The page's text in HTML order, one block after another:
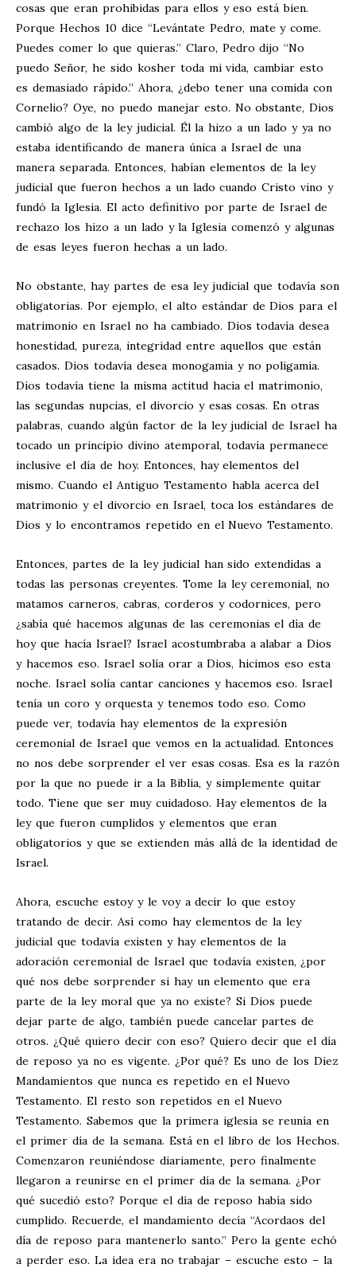
cosas que eran prohibidas para ellos y eso está bien.
Porque Hechos 10 dice “Levántate Pedro, mate y come.
Puedes comer lo que quieras.” Claro, Pedro dijo “No
puedo Señor, he sido kosher toda mi vida, cambiar esto
es demasiado rápido.” Ahora, ¿debo tener una comida con
Cornelio? Oye, no puedo manejar esto. No obstante, Dios
cambió algo de la ley judicial. Él la hizo a un lado y ya no
estaba identificando de manera única a Israel de una
manera separada. Entonces, habían elementos de la ley
judicial que fueron hechos a un lado cuando Cristo vino y
fundó la Iglesia. El acto definitivo por parte de Israel de
rechazo los hizo a un lado y la Iglesia comenzó y algunas
de esas leyes fueron hechas a un lado.
No obstante, hay partes de esa ley judicial que todavía son
obligatorias. Por ejemplo, el alto estándar de Dios para el
matrimonio en Israel no ha cambiado. Dios todavía desea
honestidad, pureza, integridad entre aquellos que están
casados. Dios todavía desea monogamia y no poligamia.
Dios todavía tiene la misma actitud hacia el matrimonio,
las segundas nupcias, el divorcio y esas cosas. En otras
palabras, cuando algún factor de la ley judicial de Israel ha
tocado un principio divino atemporal, todavía permanece
inclusive el día de hoy. Entonces, hay elementos del
mismo. Cuando el Antiguo Testamento habla acerca del
matrimonio y el divorcio en Israel, toca los estándares de
Dios y lo encontramos repetido en el Nuevo Testamento.
Entonces, partes de la ley judicial han sido extendidas a
todas las personas creyentes. Tome la ley ceremonial, no
matamos carneros, cabras, corderos y codornices, pero
¿sabía qué hacemos algunas de las ceremonias el día de
hoy que hacía Israel? Israel acostumbraba a alabar a Dios
y hacemos eso. Israel solía orar a Dios, hicimos eso esta
noche. Israel solía cantar canciones y hacemos eso. Israel
tenía un coro y orquesta y tenemos todo eso. Como
puede ver, todavía hay elementos de la expresión
ceremonial de Israel que vemos en la actualidad. Entonces
no nos debe sorprender el ver esas cosas. Esa es la razón
por la que no puede ir a la Biblia, y simplemente quitar
todo. Tiene que ser muy cuidadoso. Hay elementos de la
ley que fueron cumplidos y elementos que eran
obligatorios y que se extienden más allá de la identidad de
Israel.
Ahora, escuche estoy y le voy a decir lo que estoy
tratando de decir. Así como hay elementos de la ley
judicial que todavía existen y hay elementos de la
adoración ceremonial de Israel que todavía existen, ¿por
qué nos debe sorprender si hay un elemento que era
parte de la ley moral que ya no existe? Si Dios puede
dejar parte de algo, también puede cancelar partes de
otros. ¿Qué quiero decir con eso? Quiero decir que el día
de reposo ya no es vigente. ¿Por qué? Es uno de los Diez
Mandamientos que nunca es repetido en el Nuevo
Testamento. El resto son repetidos en el Nuevo
Testamento. Sabemos que la primera iglesia se reunía en
el primer día de la semana. Está en el libro de los Hechos.
Comenzaron reuniéndose diariamente, pero finalmente
llegaron a reunirse en el primer día de la semana. ¿Por
qué sucedió esto? Porque el día de reposo había sido
cumplido. Recuerde, el mandamiento decía “Acordaos del
día de reposo para mantenerlo santo.” Pero la gente echó
a perder eso. La idea era no trabajar – escuche esto – la